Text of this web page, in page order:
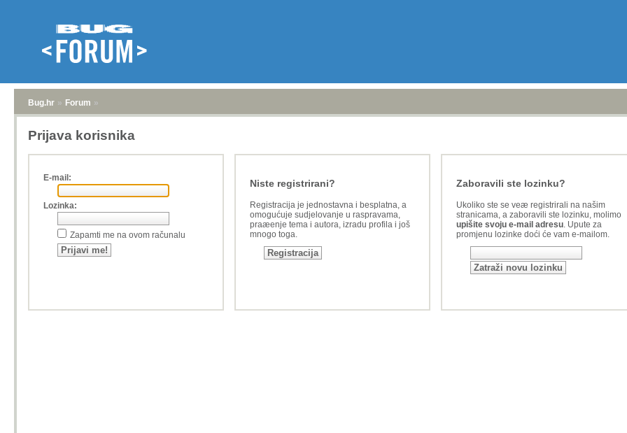
Bug.hr » Forum »
Prijava korisnika
E-mail:
Lozinka:
Zapamti me na ovom računalu
Niste registrirani?
Registracija je jednostavna i besplatna, a
omogućuje sudjelovanje u raspravama,
praæenje tema i autora, izradu profila i još
mnogo toga.
Zaboravili ste lozinku?
Ukoliko ste se veæ registrirali na našim
stranicama, a zaboravili ste lozinku, molimo
upišite svoju e-mail adresu. Upute za
promjenu lozinke doći će vam e-mailom.